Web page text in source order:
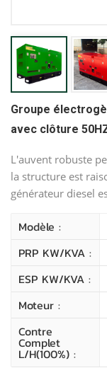
Groupe
avec clôture
L'auvent robuste
la structure est
générateur diesel
Modèle :
PRP KW/kVA :
ESP KW/kVA :
Moteur :
Contre
Complet
L/H(100%) :